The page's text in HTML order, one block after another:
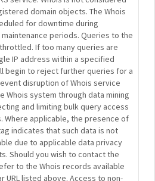
domain objects. The Whois
for downtime during
periods. Queries to the
If too many queries are
IP address within a specified
begin to reject further queries for a
disruption of Whois service
Whois system through data mining
and limiting bulk query access
Where applicable, the presence of
indicates that such data is not
due to applicable data privacy
Should you wish to contact the
to the Whois records available
URL listed above. Access to non-